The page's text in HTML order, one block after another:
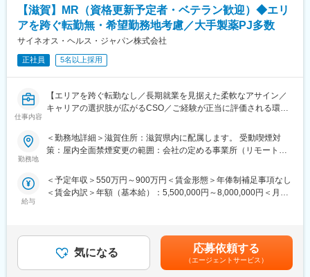
＼IQVIAでMRとして働く魅力／
（１）充実の待遇：同業他社の中でも平均給与の高さや非課税の
日当の支給の他、退職金や団体保険制度、単身赴任手当や月1回の
帰省交通費の支給など福利厚生が充実しており、長期就業される
社員が多いのも特徴です。
公募制度も充実しておりますので、IQVIAが展開している他の事業
部への異動も可能です。
事担当者などの管理部門など
（３）手厚い研修体制でスキルアップができます：製品研修、ス
してのスキルのみならず、データ分析、マーケティングなど多角
的にヘルスケアのプロフェッショナル人材を育成する研修制度を
【IQVIAサービシーズジャパンについて】
・世界100以上の国と地域／8万人の社員が、医薬品の臨床開発～
プロモーションに携わり、市場を流通するほぼすべての医薬品に
関与しています
【滋賀】MR（資格更新予定者・ベテラン歓迎）◆エリ
アを跨ぐ転勤無・希望勤務地考慮／大手製薬PJ多数
サイネオス・ヘルス・ジャパン株式会社
正社員 5名以上採用
仕事内容
【エリアを跨ぐ転勤なし／長期就業を見据えた柔軟なアサイン／
キャリアの選択肢が広がるCSO／ご経験が正当に評価される環
【はじめに】
～50代まで幅広く活躍しており、長期就業も叶う環境です。
医師、薬剤師に課題解決するための医薬品情報を提供、副作用情
報を収集を行っていただきます。
勤務地
＜勤務地詳細＞滋賀住所：滋賀県内に配属します。 受動喫煙対
策：屋内全面禁煙変更の範囲：会社の定める事業所（リモートワ
給与
＜予定年収＞550万円～900万円＜賃金形態＞年俸制補足事項なし
＜賃金内訳＞年額（基本給）：5,500,000円～8,000,000円＜月額
度支給）※ただし支給条件有。賃金はあくまでも目安の金額であ
り、選考を通じて上下する可能性があります。月給(月額)は固定手
当を含めた表記です。
気になる 応募依頼する
（エージェントサービス）